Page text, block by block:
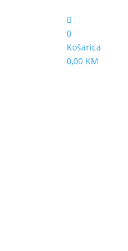
0
Košarica
0,00 KM